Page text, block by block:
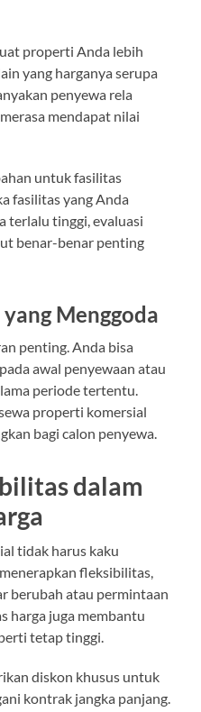
properti Anda lebih
yang harganya serupa
penyewa rela
mendapat nilai
untuk fasilitas
fasilitas yang Anda
terlalu tinggi, evaluasi
benar-benar penting
Menggoda
penting. Anda bisa
awal penyewaan atau
periode tertentu.
properti komersial
bagi calon penyewa.
dalam
tidak harus kaku
fleksibilitas,
berubah atau permintaan
harga juga membantu
tetap tinggi.
diskon khusus untuk
kontrak jangka panjang.